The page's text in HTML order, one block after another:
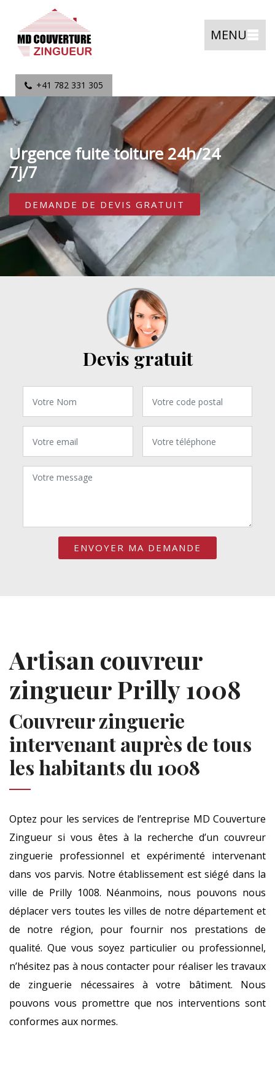
MENU
+41 782 331 305
Urgence fuite toiture 24h/24
7j/7
DEMANDE DE DEVIS GRATUIT
Devis gratuit
Artisan couvreur
zingueur Prilly 1008
Couvreur zinguerie
intervenant auprès de tous
les habitants du 1008
Optez pour les services de l’entreprise MD Couverture
Zingueur si vous êtes à la recherche d’un couvreur
zinguerie professionnel et expérimenté intervenant
dans vos parvis. Notre établissement est siégé dans la
ville de Prilly 1008. Néanmoins, nous pouvons nous
déplacer vers toutes les villes de notre département et
de notre région, pour fournir nos prestations de
qualité. Que vous soyez particulier ou professionnel,
n’hésitez pas à nous contacter pour réaliser les travaux
de zinguerie nécessaires à votre bâtiment. Nous
pouvons vous promettre que nos interventions sont
conformes aux normes.